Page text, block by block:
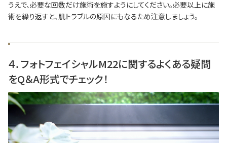
うえで、必要な回数だけ施術を施すようにしてください。必要以上に施
術を繰り返すと、肌トラブルの原因にもなるため注意しましょう。
４．フォトフェイシャルM22に関するよくある疑問
をQ＆A形式でチェック！